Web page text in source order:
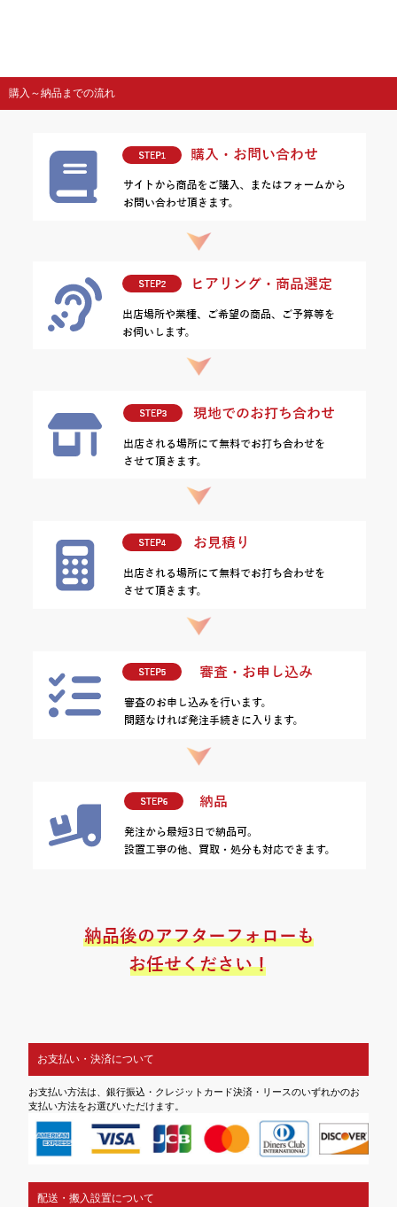
購入～納品までの流れ
お支払い・決済について
お支払い方法は、銀行振込・クレジットカード決済・リースのいずれかのお
支払い方法をお選びいただけます。
配送・搬入設置について